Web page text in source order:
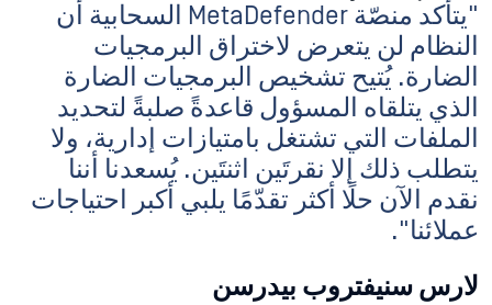
"يتأكد منصّة MetaDefender السحابية أن
النظام لن يتعرض لاختراق البرمجيات
الضارة. يُتيح تشخيص البرمجيات الضارة
الذي يتلقاه المسؤول قاعدةً صلبةً لتحديد
الملفات التي تشتغل بامتيازات إدارية، ولا
يتطلب ذلك إلا نقرتَين اثنتَين. يُسعدنا أننا
نقدم الآن حلًا أكثر تقدّمًا يلبي أكبر احتياجات
عملائنا".
لارس سنيفتروب بيدرسن